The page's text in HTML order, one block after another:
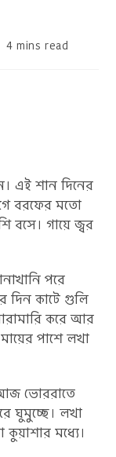
4 mins read
এই শান দিনের
বরফের মতো
বসে। গায়ে জ্বর
পরে
দিন কাটে গুলি
করে আর
পাশে লখা
আজ ভোররাতে
ঘুমুচ্ছে। লখা
কুয়াশার মধ্যে।